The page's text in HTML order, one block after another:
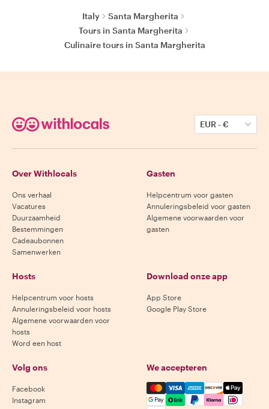
Italy
Santa Margherita
Tours in Santa Margherita
Culinaire tours in Santa Margherita
EUR-€
Over Withlocals
Ons verhaal
Vacatures
Duurzaamheid
Bestemmingen
Cadeaubonnen
Samenwerken
Gasten
Helpcentrum voor gasten
Annuleringsbeleid voor gasten
Algemene voorwaarden voor
gasten
Hosts
Helpcentrum voor hosts
Annuleringsbeleid voor hosts
Algemene voorwaarden voor
hosts
Word een host
Download onze app
App Store
Google Play Store
Volg ons
Facebook
Instagram
We accepteren
Mastercard, Visa, Amex,